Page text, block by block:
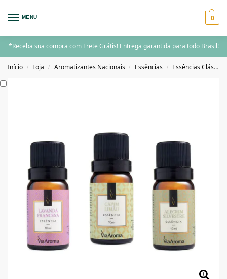
MENU 0
*Receba sua compra com Frete Grátis! Entrega garantida para todo Brasil!
Início / Loja / Aromatizantes Nacionais / Essências / Essências Clássicas